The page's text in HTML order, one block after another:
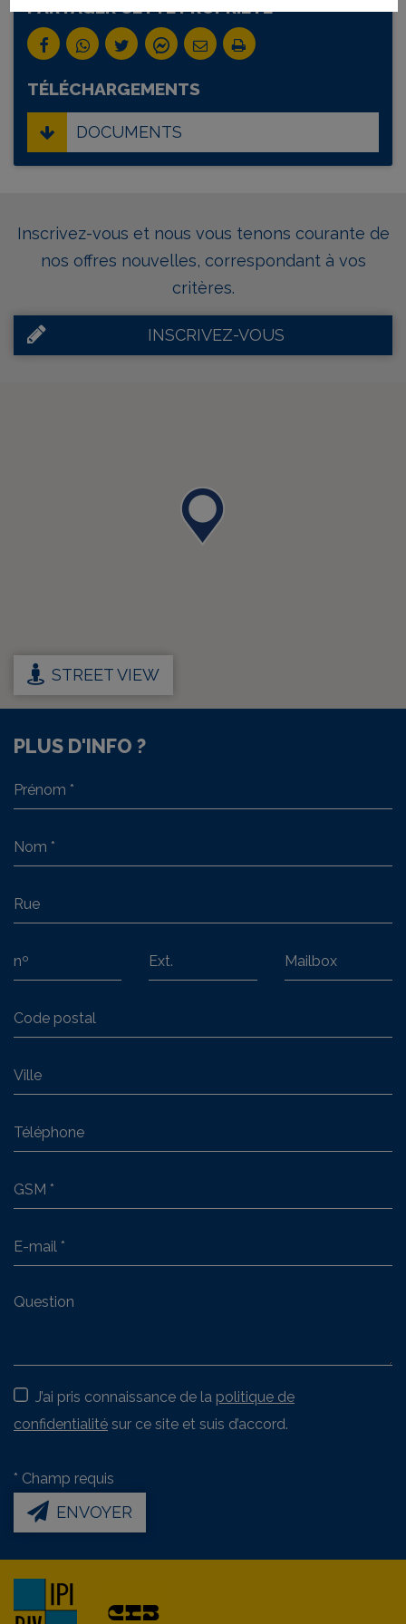
PARTAGER CETTE PROPRIÉTÉ
TÉLÉCHARGEMENTS
DOCUMENTS
Inscrivez-vous et nous vous tenons courante de
nos offres nouvelles, correspondant à vos
critères.
INSCRIVEZ-VOUS
STREET VIEW
PLUS D'INFO ?
J’ai pris connaissance de la politique de
confidentialité sur ce site et suis d’accord.
* Champ requis
ENVOYER